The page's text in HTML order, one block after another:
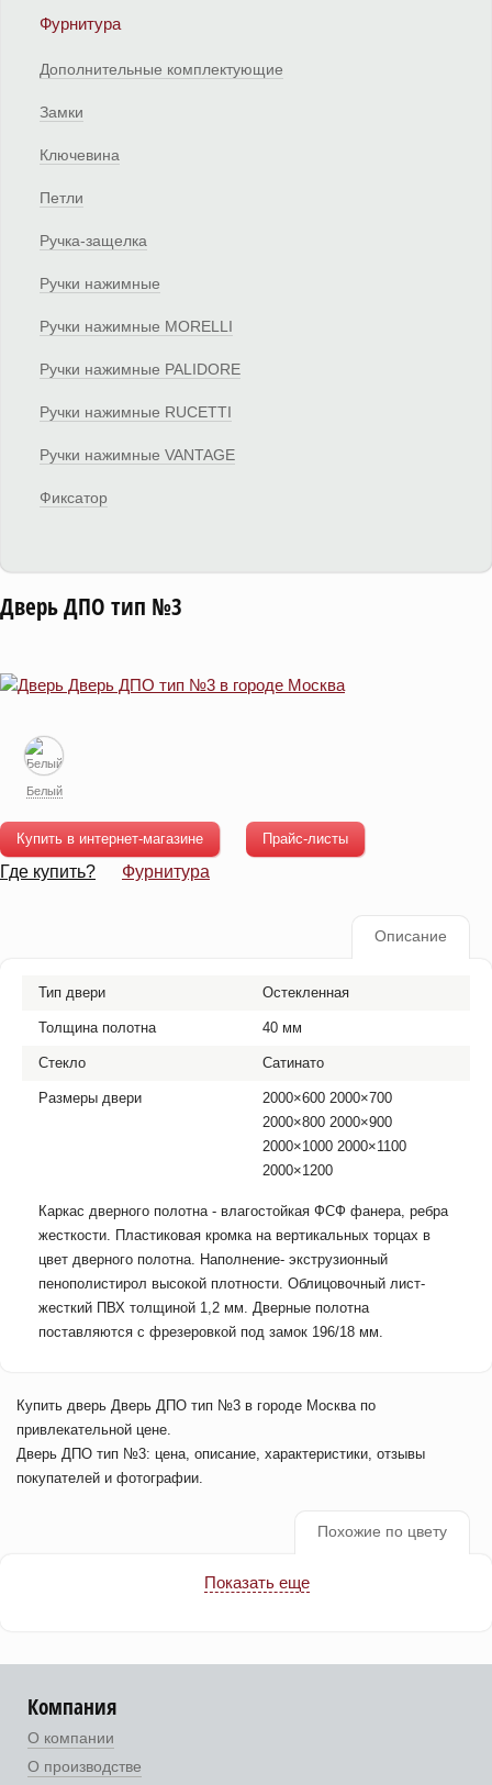
Фурнитура
Дополнительные комплектующие
Замки
Ключевина
Петли
Ручка-защелка
Ручки нажимные
Ручки нажимные MORELLI
Ручки нажимные PALIDORE
Ручки нажимные RUCETTI
Ручки нажимные VANTAGE
Фиксатор
Дверь ДПО тип №3
Белый
Купить в интернет-магазине Прайс-листы
Где купить? Фурнитура
Описание
Тип двери Остекленная
Толщина полотна 40 мм
Стекло Сатинато
Размеры двери
2000×600 2000×700
2000×800 2000×900
2000×1000 2000×1100
2000×1200
Каркас дверного полотна - влагостойкая ФСФ фанера, ребра
жесткости. Пластиковая кромка на вертикальных торцах в
цвет дверного полотна. Наполнение- экструзионный
пенополистирол высокой плотности. Облицовочный лист-
жесткий ПВХ толщиной 1,2 мм. Дверные полотна
поставляются с фрезеровкой под замок 196/18 мм.
Купить дверь Дверь ДПО тип №3 в городе Москва по
привлекательной цене.
Дверь ДПО тип №3: цена, описание, характеристики, отзывы
покупателей и фотографии.
Похожие по цвету
Показать еще
Компания
О компании
О производстве